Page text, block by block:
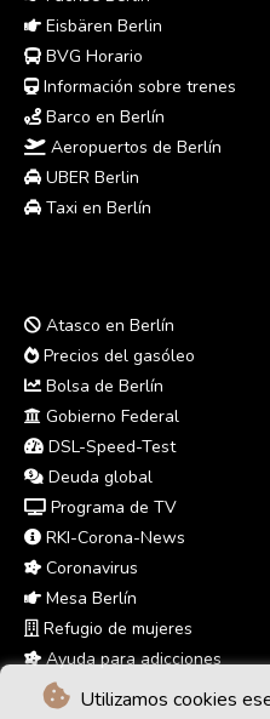
Utilizamos cookies
Eisbären Berlin
BVG Horario
Información sobre trenes
Barco en Berlín
Aeropuertos de Berlín
UBER Berlin
Taxi en Berlín
Atasco en Berlín
Precios del gasóleo
Bolsa de Berlín
Gobierno Federal
DSL-Speed-Test
Deuda global
Programa de TV
RKI-Corona-News
Coronavirus
Mesa Berlín
Refugio de mujeres
Ayuda para adicciones